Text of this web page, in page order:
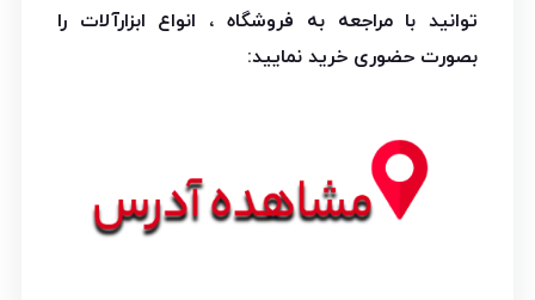
توانید با مراجعه به فروشگاه ، انواع ابزارآلات را
بصورت حضوری خرید نمایید: